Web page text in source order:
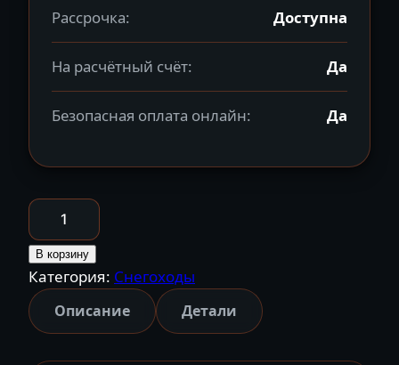
Рассрочка: Доступна
На расчётный счёт: Да
Безопасная оплата онлайн: Да
Количество
товара
Снегоход
BRP
Ski-
Doo
В корзину
Категория: Снегоходы
Описание Детали